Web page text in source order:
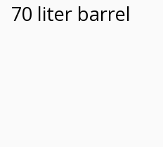
70 liter barrel